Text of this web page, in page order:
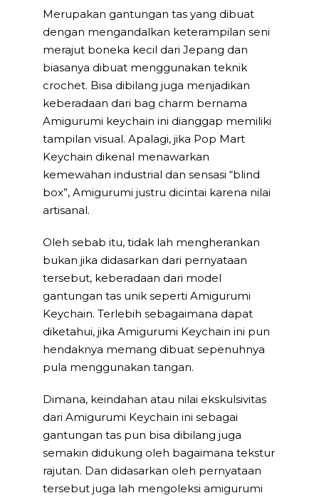
Merupakan gantungan tas yang dibuat
dengan mengandalkan keterampilan seni
merajut boneka kecil dari Jepang dan
biasanya dibuat menggunakan teknik
crochet. Bisa dibilang juga menjadikan
keberadaan dari bag charm bernama
Amigurumi keychain ini dianggap memiliki
tampilan visual. Apalagi, jika Pop Mart
Keychain dikenal menawarkan
kemewahan industrial dan sensasi “blind
box”, Amigurumi justru dicintai karena nilai
artisanal.
Oleh sebab itu, tidak lah mengherankan
bukan jika didasarkan dari pernyataan
tersebut, keberadaan dari model
gantungan tas unik seperti Amigurumi
Keychain. Terlebih sebagaimana dapat
diketahui, jika Amigurumi Keychain ini pun
hendaknya memang dibuat sepenuhnya
pula menggunakan tangan.
Dimana, keindahan atau nilai ekskulsivitas
dari Amigurumi Keychain ini sebagai
gantungan tas pun bisa dibilang juga
semakin didukung oleh bagaimana tekstur
rajutan. Dan didasarkan oleh pernyataan
tersebut juga lah mengoleksi amigurumi